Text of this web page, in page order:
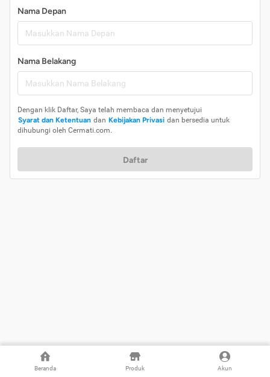
Beranda Produk Akun
Nama Depan
Nama Belakang
Dengan klik Daftar, Saya telah membaca dan menyetujui
Syarat dan Ketentuan dan Kebijakan Privasi dan bersedia untuk
dihubungi oleh Cermati.com.
Daftar